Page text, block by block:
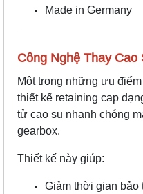
Made in Germany
Công Nghệ Thay Cao
Một trong những ưu
thiết kế retaining cap
tử cao su nhanh chóng
gearbox.
Thiết kế này giúp:
Giảm thời gian bảo